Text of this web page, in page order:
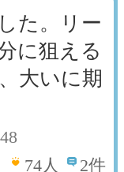
た。リー
に狙える
大いに期
74人 2件